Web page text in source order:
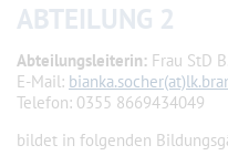
ABTEILUNG 2
Abteilungsleiterin: Frau StD
E-Mail:
Telefon: 0355 8669434049
bildet in folgenden